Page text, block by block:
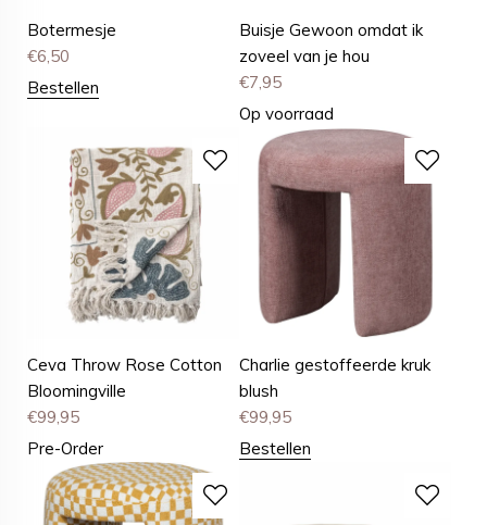
Botermesje
€6,50
Bestellen
Buisje Gewoon omdat ik
zoveel van je hou
€7,95
Op voorraad
Ceva Throw Rose Cotton
Bloomingville
€99,95
Pre-Order
Charlie gestoffeerde kruk
blush
€99,95
Bestellen